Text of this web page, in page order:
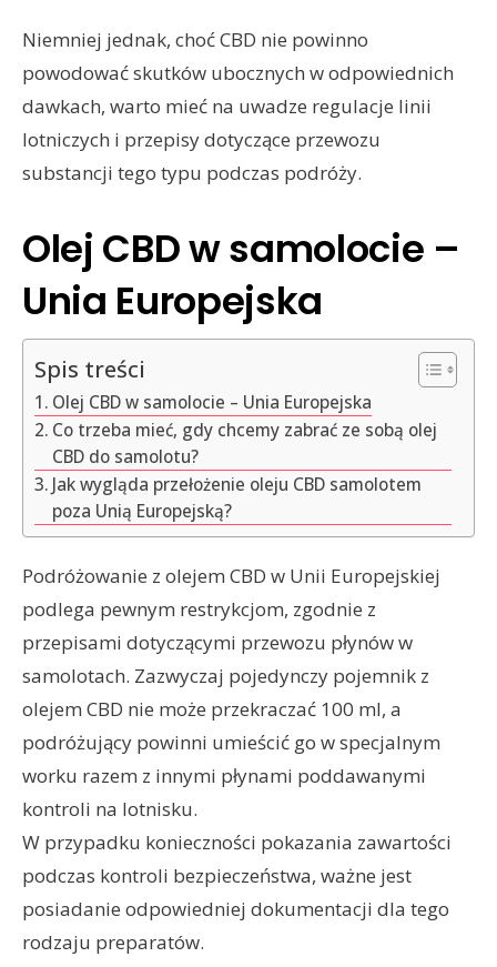
Niemniej jednak, choć CBD nie powinno
powodować skutków ubocznych w odpowiednich
dawkach, warto mieć na uwadze regulacje linii
lotniczych i przepisy dotyczące przewozu
substancji tego typu podczas podróży.
Olej CBD w samolocie –
Unia Europejska
Spis treści
Olej CBD w samolocie – Unia Europejska
Co trzeba mieć, gdy chcemy zabrać ze sobą olej
CBD do samolotu?
Jak wygląda przełożenie oleju CBD samolotem
poza Unią Europejską?
Podróżowanie z olejem CBD w Unii Europejskiej
podlega pewnym restrykcjom, zgodnie z
przepisami dotyczącymi przewozu płynów w
samolotach. Zazwyczaj pojedynczy pojemnik z
olejem CBD nie może przekraczać 100 ml, a
podróżujący powinni umieścić go w specjalnym
worku razem z innymi płynami poddawanymi
kontroli na lotnisku.
W przypadku konieczności pokazania zawartości
podczas kontroli bezpieczeństwa, ważne jest
posiadanie odpowiedniej dokumentacji dla tego
rodzaju preparatów.